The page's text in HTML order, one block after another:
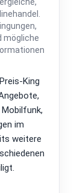
mögliche
King
im
weitere